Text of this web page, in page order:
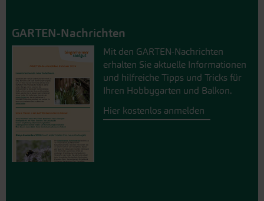
GARTEN-Nachrichten
Mit den GARTEN-Nachrichten
erhalten Sie aktuelle Informationen
und hilfreiche Tipps und Tricks für
Ihren Hobbygarten und Balkon.
Hier kostenlos anmelden